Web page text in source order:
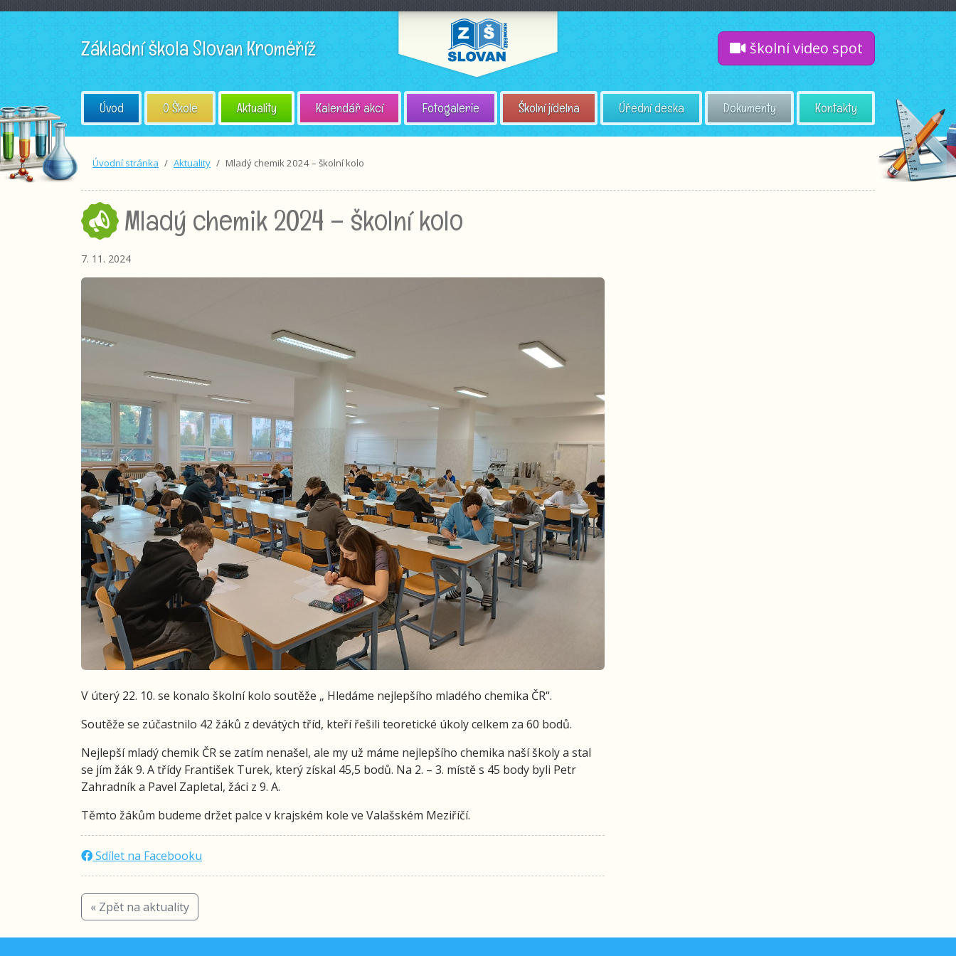
Základní školaSlovan Kroměříž školní video spot
Úvod O Škole Aktuality Kalendář akcí Fotogalerie Školní jídelna Úřední deska Dokumenty Kontakty
Úvodní stránka Aktuality Mladý chemik 2024 – školní kolo
Mladý chemik 2024 – školní kolo
7. 11. 2024
V úterý 22. 10. se konalo školní kolo soutěže „ Hledáme nejlepšího mladého chemika ČR“.
Soutěže se zúčastnilo 42 žáků z devátých tříd, kteří řešili teoretické úkoly celkem za 60 bodů.
Nejlepší mladý chemik ČR se zatím nenašel, ale my už máme nejlepšího chemika naší školy a stal
se jím žák 9. A třídy František Turek, který získal 45,5 bodů. Na 2. – 3. místě s 45 body byli Petr
Zahradník a Pavel Zapletal, žáci z 9. A.
Těmto žákům budeme držet palce v krajském kole ve Valašském Meziříčí.
Sdílet na Facebooku
« Zpět na aktuality